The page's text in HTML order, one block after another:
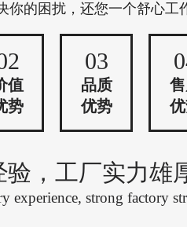
你的困扰，还您一个舒心工
值
势
03
品质
优势
验，工厂实力雄
experience, strong factory